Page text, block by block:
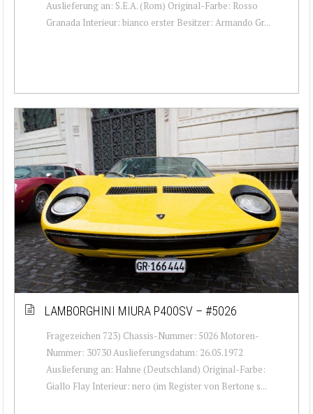
Auslieferung an: S.E.A. (Rom) Original-Farbe: Rosso
Granada Interieur: bianco erster Besitzer: Armando Gr...
LAMBORGHINI MIURA P400SV – #5026
Fragezeichen 723) Chassis-Nummer: 5026 Motoren-
Nummer: 30730 Auslieferungsdatum: 26.05.1972
Auslieferung an: Hahne (Deutschland) Original-Farbe:
Giallo Flay Interieur: nero (im Register von Bertone s...